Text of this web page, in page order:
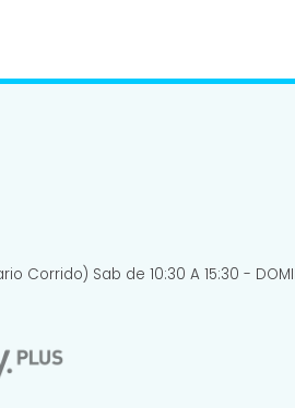
Corrido) Sab de 10:30 A 15:30 -